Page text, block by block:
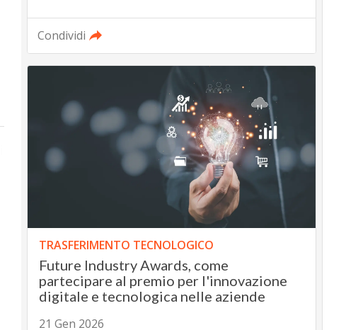
Condividi
TRASFERIMENTO TECNOLOGICO
Future Industry Awards, come
partecipare al premio per l'innovazione
digitale e tecnologica nelle aziende
21 Gen 2026